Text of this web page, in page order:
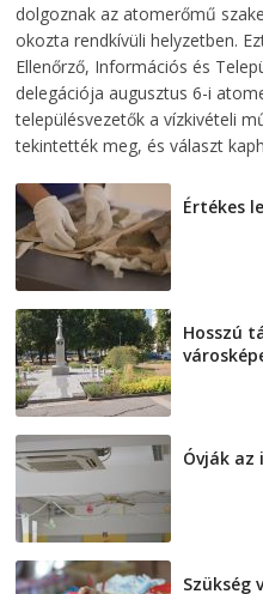
dolgoznak az atomerőmű
okozta rendkívüli helyzetben.
Ellenőrző, Információs és
delegációja augusztus 6-i
településvezetők a vízkivételi
tekintették meg, és választ
Értékes
Hosszú
Óvják az
Szükség